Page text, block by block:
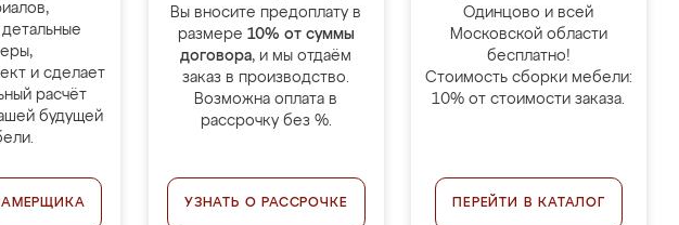
и сделает
расчёт
будущей
Вы вносите предоплату в
размере 10% от суммы
договора, и мы отдаём
заказ в производство.
Возможна оплата в
рассрочку без %.
УЗНАТЬ О РАССРОЧКЕ
Одинцово и всей
Московской области
бесплатно!
Стоимость сборки мебели:
10% от стоимости заказа.
ПЕРЕЙТИ В КАТАЛОГ